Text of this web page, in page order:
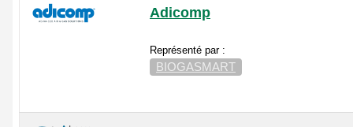
Adicomp
Représenté par :
BIOGASMART